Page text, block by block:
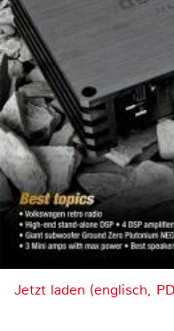
Jetzt laden (englisch,